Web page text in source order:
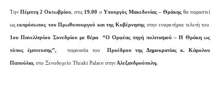
ΤηνΠέμπτη 2 Οκτωβρίου, στις 19.00 ο Υπουργός Μακεδονίας – Θράκηςθα παραστεί
ωςεκπρόσωπος του Πρωθυπουργού και της Κυβέρνησης στην εναρκτήρια τελετή του
1ου Πανελληνίου Συνεδρίου με θέμα “Ο Ορφέας πηγή πολιτισμού – Η Θράκη ως
τόπος έμπνευσης”, παρουσία του Προέδρου της Δημοκρατίας κ. Κάρολου
Παπούλια, στο Ξενοδοχείο Thraki Palace στηνΑλεξανδρούπολη.